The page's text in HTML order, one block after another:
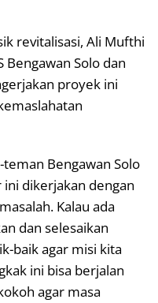
revitalisasi, Ali Mufthi
Bengawan Solo dan
proyek ini
Bengawan Solo
ini dikerjakan dengan
Kalau ada
dan selesaikan
baik agar misi kita
ini bisa berjalan
agar masa